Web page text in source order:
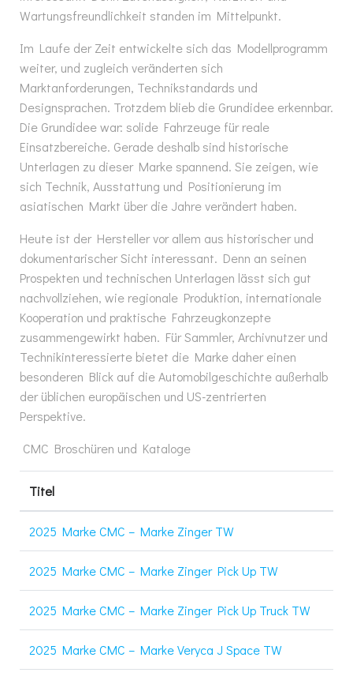
Wartungsfreundlichkeit standen im Mittelpunkt.
Im Laufe der Zeit entwickelte sich das Modellprogramm
weiter, und zugleich veränderten sich
Marktanforderungen, Technikstandards und
Designsprachen. Trotzdem blieb die Grundidee erkennbar.
Die Grundidee war: solide Fahrzeuge für reale
Einsatzbereiche. Gerade deshalb sind historische
Unterlagen zu dieser Marke spannend. Sie zeigen, wie
sich Technik, Ausstattung und Positionierung im
asiatischen Markt über die Jahre verändert haben.
Heute ist der Hersteller vor allem aus historischer und
dokumentarischer Sicht interessant. Denn an seinen
Prospekten und technischen Unterlagen lässt sich gut
nachvollziehen, wie regionale Produktion, internationale
Kooperation und praktische Fahrzeugkonzepte
zusammengewirkt haben. Für Sammler, Archivnutzer und
Technikinteressierte bietet die Marke daher einen
besonderen Blick auf die Automobilgeschichte außerhalb
der üblichen europäischen und US-zentrierten
Perspektive.
CMC Broschüren und Kataloge
Titel
2025 Marke CMC – Marke Zinger TW
2025 Marke CMC – Marke Zinger Pick Up TW
2025 Marke CMC – Marke Zinger Pick Up Truck TW
2025 Marke CMC – Marke Veryca J Space TW